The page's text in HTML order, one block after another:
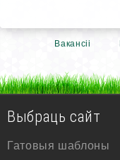
Вакансіі
Выбраць сайт
Гатовыя шаблоны